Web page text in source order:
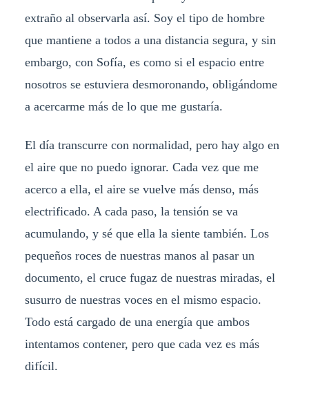
extraño al observarla así. Soy el tipo de hombre
que mantiene a todos a una distancia segura, y sin
embargo, con Sofía, es como si el espacio entre
nosotros se estuviera desmoronando, obligándome
a acercarme más de lo que me gustaría.
El día transcurre con normalidad, pero hay algo en
el aire que no puedo ignorar. Cada vez que me
acerco a ella, el aire se vuelve más denso, más
electrificado. A cada paso, la tensión se va
acumulando, y sé que ella la siente también. Los
pequeños roces de nuestras manos al pasar un
documento, el cruce fugaz de nuestras miradas, el
susurro de nuestras voces en el mismo espacio.
Todo está cargado de una energía que ambos
intentamos contener, pero que cada vez es más
difícil.